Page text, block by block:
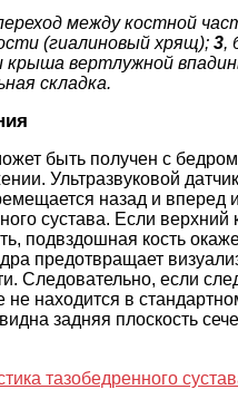
между костной
(гиалиновый хрящ); 3,
крыша вертлужной
складка.
быть получен с
Ультразвуковой
назад и вперед
сустава. Если
подвздошная кость
предотвращает
Следовательно, если
не находится в
задняя плоскость